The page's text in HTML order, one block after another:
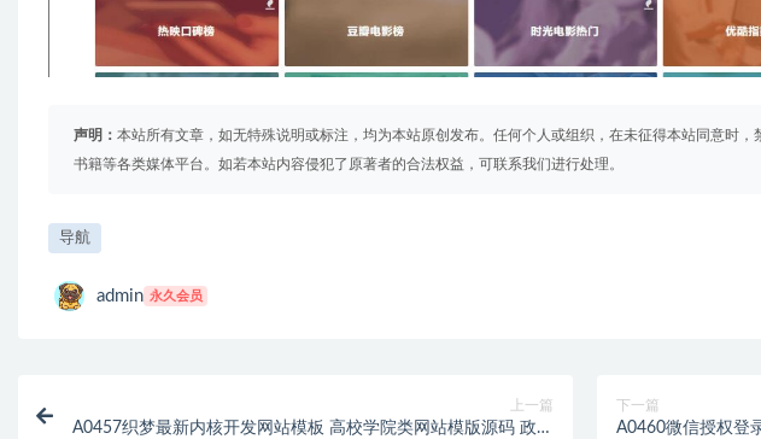
声明： 本站所有文章，如无特殊说明或标注，均为本站原创发布。任何个人或组织，在未征得本站同意时，
书籍等各类媒体平台。如若本站内容侵犯了原著者的合法权益，可联系我们进行处理。
导航
admin 永久会员
上一篇
A0457织梦最新内核开发网站模板 高校学院类网站模版源码 政府
下一篇
A0460微信授权登